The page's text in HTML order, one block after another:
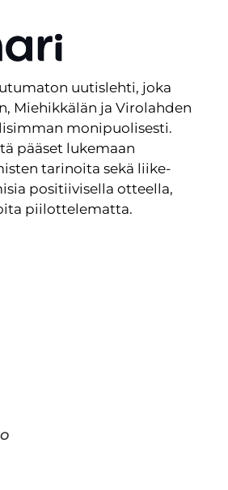
uutislehti, joka
Miehikkälän ja Virolahden
monipuolisesti.
pääset lukemaan
tarinoita sekä liike-
positiivisella otteella,
piilottelematta.